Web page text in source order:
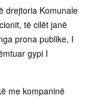
drejtoria Komunale
të cilët janë
prona publike, I
gypi I
me kompaninë